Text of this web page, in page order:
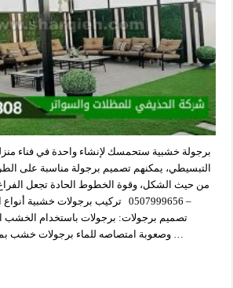
برجولة خشبية ستحمسك لإنشاء واحدة في فناء
التبسيطي، يمكنهم تصميم برجولة مناسبة على
– 0507999656 تركيب برجولات
تصميم برجولات: برجولات باستخدام الخشب